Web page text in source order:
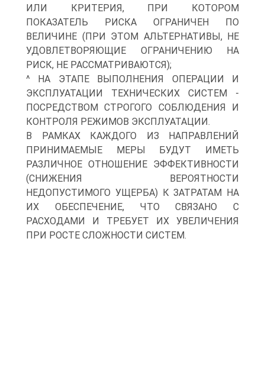
ИЛИ КРИТЕРИЯ, ПРИ КОТОРОМ
ПОКАЗАТЕЛЬ РИСКА ОГРАНИЧЕН ПО
ВЕЛИЧИНЕ (ПРИ ЭТОМ АЛЬТЕРНАТИВЫ, НЕ
УДОВЛЕТВОРЯЮЩИЕ ОГРАНИЧЕНИЮ НА
РИСК, НЕ РАССМАТРИВАЮТСЯ);
^ НА ЭТАПЕ ВЫПОЛНЕНИЯ ОПЕРАЦИИ И
ЭКСПЛУАТАЦИИ ТЕХНИЧЕСКИХ СИСТЕМ -
ПОСРЕДСТВОМ СТРОГОГО СОБЛЮДЕНИЯ И
КОНТРОЛЯ РЕЖИМОВ ЭКСПЛУАТАЦИИ.
В РАМКАХ КАЖДОГО ИЗ НАПРАВЛЕНИЙ
ПРИНИМАЕМЫЕ МЕРЫ БУДУТ ИМЕТЬ
РАЗЛИЧНОЕ ОТНОШЕНИЕ ЭФФЕКТИВНОСТИ
(СНИЖЕНИЯ ВЕРОЯТНОСТИ
НЕДОПУСТИМОГО УЩЕРБА) К ЗАТРАТАМ НА
ИХ ОБЕСПЕЧЕНИЕ, ЧТО СВЯЗАНО С
РАСХОДАМИ И ТРЕБУЕТ ИХ УВЕЛИЧЕНИЯ
ПРИ РОСТЕ СЛОЖНОСТИ СИСТЕМ.